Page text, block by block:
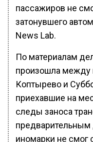
пассажиров не
затонувшего
News Lab.
По материалам
произошла между
Коптырево и
приехавшие на
следы заноса
иномарки не смог